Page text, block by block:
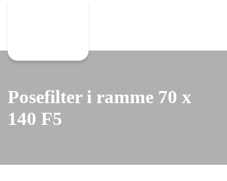
Posefilter i ramme 70 x
140 F5